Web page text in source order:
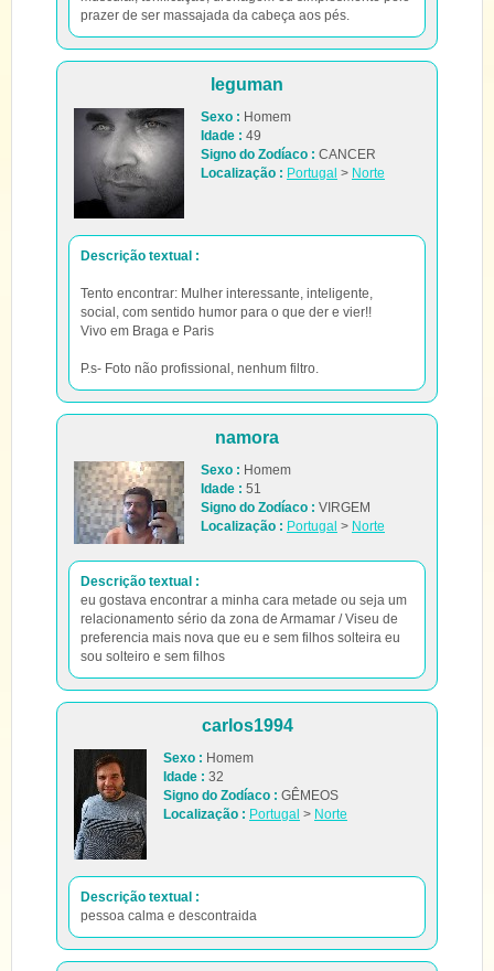
prazer de ser massajada da cabeça aos pés.
leguman
Sexo : Homem
Idade : 49
Signo do Zodíaco : CANCER
Localização : Portugal > Norte
Descrição textual :
Tento encontrar: Mulher interessante, inteligente,
social, com sentido humor para o que der e vier!!
Vivo em Braga e Paris
P.s- Foto não profissional, nenhum filtro.
namora
Sexo : Homem
Idade : 51
Signo do Zodíaco : VIRGEM
Localização : Portugal > Norte
Descrição textual :
eu gostava encontrar a minha cara metade ou seja um
relacionamento sério da zona de Armamar / Viseu de
preferencia mais nova que eu e sem filhos solteira eu
sou solteiro e sem filhos
carlos1994
Sexo : Homem
Idade : 32
Signo do Zodíaco : GÊMEOS
Localização : Portugal > Norte
Descrição textual :
pessoa calma e descontraida